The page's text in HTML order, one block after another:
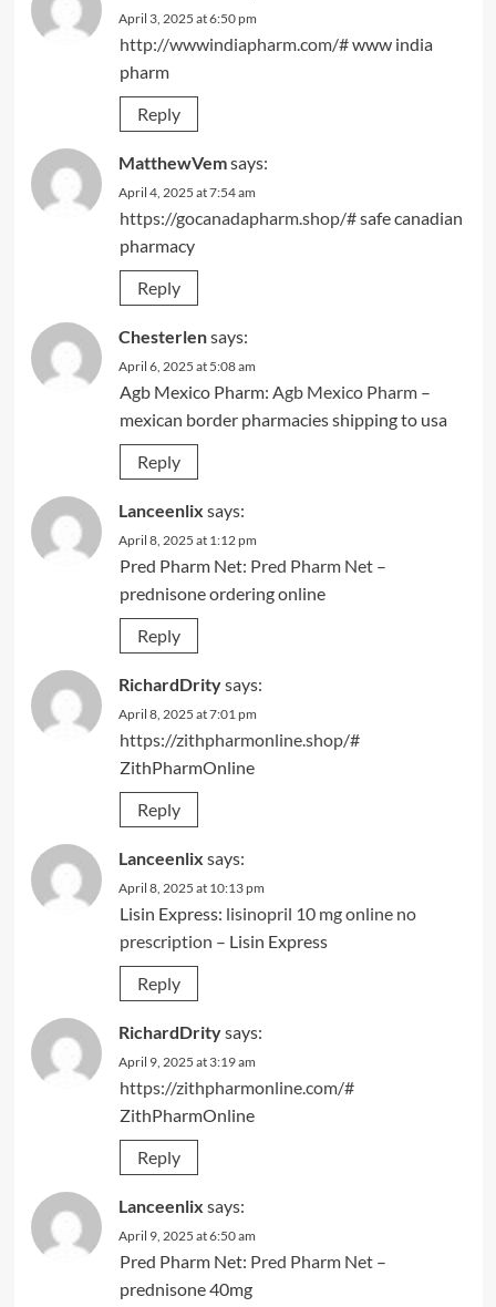
April 3, 2025 at 6:50 pm
http://wwwindiapharm.com/#www india
pharm
Reply
MatthewVemsays:
April 4, 2025 at 7:54 am
https://gocanadapharm.shop/#safe canadian
pharmacy
Reply
Chesterlensays:
April 6, 2025 at 5:08 am
Agb Mexico Pharm: Agb Mexico Pharm–
mexican border pharmacies shipping to usa
Reply
Lanceenlix says:
April 8, 2025 at 1:12 pm
Pred Pharm Net: Pred Pharm Net–
prednisone ordering online
Reply
RichardDritysays:
April 8, 2025 at 7:01 pm
https://zithpharmonline.shop/#
ZithPharmOnline
Reply
Lanceenlix says:
April 8, 2025 at 10:13 pm
Lisin Express: lisinopril 10 mg online no
prescription – Lisin Express
Reply
RichardDritysays:
April 9, 2025 at 3:19 am
https://zithpharmonline.com/#
ZithPharmOnline
Reply
Lanceenlix says:
April 9, 2025 at 6:50 am
Pred Pharm Net: Pred Pharm Net–
prednisone 40mg